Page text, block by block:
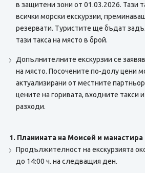
в защитени зони от 01.03.2026. Тази
всички морски екскурзии,
резервати. Туристите ще бъдат
тази такса на място в брой.
Допълнителните екскурзии се
на място. Посочените по-долу цени
актуализирани от местните
цените на горивата, входните такси
разходи.
1. Планината на Моисей и
Продължителност на екскурзията
до 14:00 ч. на следващия ден.